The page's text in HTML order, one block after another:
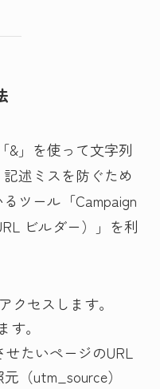
&」を使って文字列
述ミスを防ぐため
ツール「Campaign
ビルダー）」を利
クセスします。
。
せたいページのURL
（utm_source）